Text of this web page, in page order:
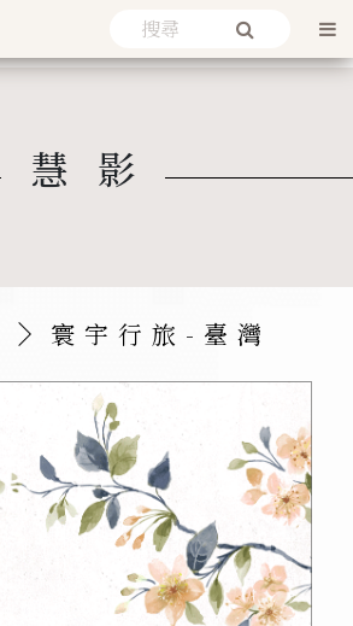
慧影
寰宇行旅-臺灣